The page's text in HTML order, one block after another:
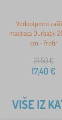
Vodootporni
madraca Ourbaby
cm - frotir
21,50€
17,40 €
VIŠE IZ